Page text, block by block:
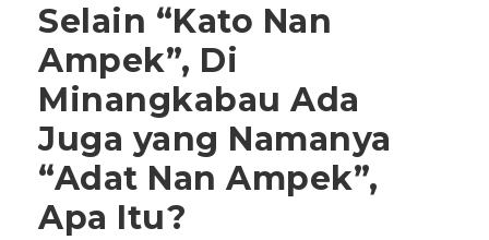
Selain “Kato Nan
Ampek”, Di
Minangkabau Ada
Juga yang Namanya
“Adat Nan Ampek”,
Apa Itu?